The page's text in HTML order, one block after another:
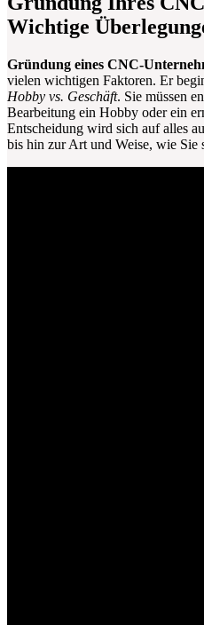
Wichtige
Gründung eines CNC-
vielen wichtigen Faktoren. Er
Hobby vs. Geschäft. Sie müssen
Bearbeitung ein Hobby oder ein
Entscheidung wird sich auf alles
bis hin zur Art und Weise, wie Sie